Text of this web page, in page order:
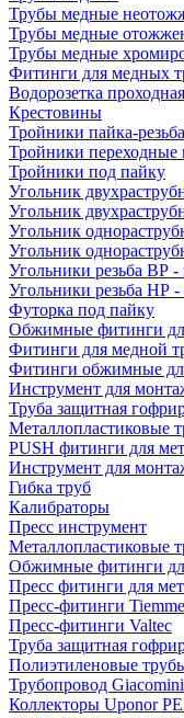
Трубы медные
Трубы медные
Трубы медные
Фитинги для медных
Водорозетка проходная
Крестовины
Тройники пайка-резьба
Тройники переходные
Тройники под пайку
Угольник
Угольник
Угольник
Угольник
Угольники резьба ВР -
Угольники резьба НР -
Футорка под пайку
Обжимные фитинги
Фитинги для медной
Фитинги обжимные
Инструмент для
Труба защитная
Металлопластиковые
PUSH фитинги для
Инструмент для
Гибка труб
Калибраторы
Пресс инструмент
Металлопластиковые
Обжимные фитинги
Пресс фитинги для
Пресс-фитинги Tiemme
Пресс-фитинги Valtec
Труба защитная
Полиэтиленовые
Трубопровод
Коллекторы Uponor